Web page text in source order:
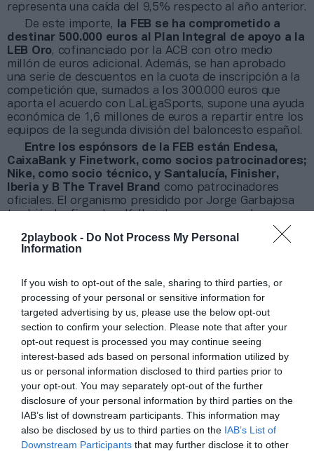
2playbook - Do Not Process My Personal
Information
If you wish to opt-out of the sale, sharing to third parties, or
processing of your personal or sensitive information for
targeted advertising by us, please use the below opt-out
section to confirm your selection. Please note that after your
opt-out request is processed you may continue seeing
interest-based ads based on personal information utilized by
us or personal information disclosed to third parties prior to
your opt-out. You may separately opt-out of the further
disclosure of your personal information by third parties on the
IAB’s list of downstream participants. This information may
also be disclosed by us to third parties on the IAB’s List of
Downstream Participants that may further disclose it to other
Índex2P
representa una caída del 9,5% respecto al año anterior.
De este importe,
la FEB se ha comprometido a
destinar 500.000 euros al Plan Integral de apoyo a la
LEB Oro, cofinanciado por la ACB con otro medio
millón de euros adicional. Además, se han aprobado
una serie de descuentos en la cuota de inscripción a la
competición que, sumados a los 300.000 euros que
aporta el acuerdo con LaLigaSports, supone una ayuda
económica de 1,6 millones de euros a repartir entre los
equipos de la segunda división del baloncesto español.
Entre los espónsors de la FEB están Endesa,
CaixaBank y Finetwork, como socios patrocinadores;
Nike, como socio técnico, y Santalucía, Finisher,
Iberia y B The Travel Brand
como patrocinadores
oficiales. El organismo presidido por Jorge Garbajosa
tambiénha firmado a Kellogg’s como proveedor, una
Correos y Molten.
de forma gratuita
Mantente informado con las últimas noticias de actualidad.
ACTIVAR AHORA
Compartir
Imprimir